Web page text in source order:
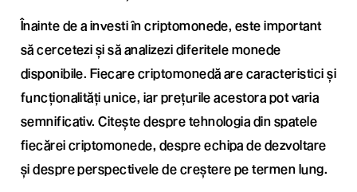
Înainte de a investi în criptomonede, este important
să cercetezi și să analizezi diferitele monede
disponibile. Fiecare criptomonedă are caracteristici și
funcționalități unice, iar prețurile acestora pot varia
semnificativ. Citește despre tehnologia din spatele
fiecărei criptomonede, despre echipa de dezvoltare
și despre perspectivele de creștere pe termen lung.